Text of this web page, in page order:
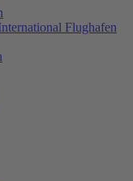
Flughafen